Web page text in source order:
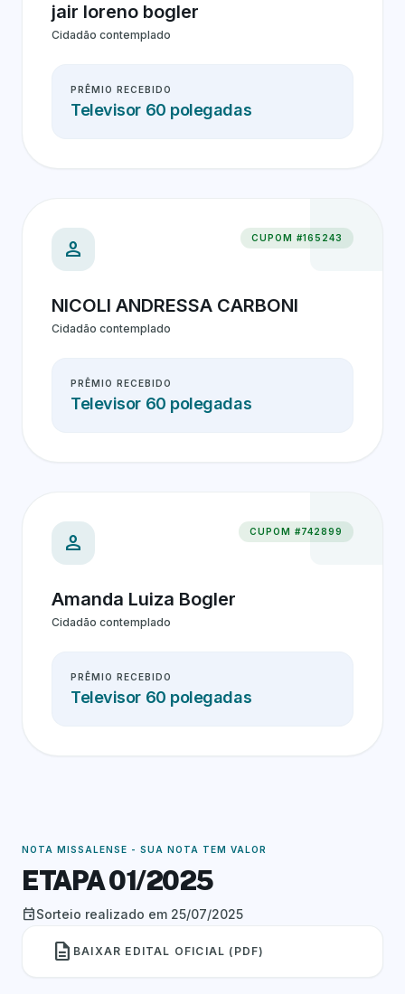
jair loreno bogler
Cidadão contemplado
PRÊMIO RECEBIDO
Televisor 60 polegadas
person CUPOM #165243
NICOLI ANDRESSA CARBONI
Cidadão contemplado
PRÊMIO RECEBIDO
Televisor 60 polegadas
person CUPOM #742899
Amanda Luiza Bogler
Cidadão contemplado
PRÊMIO RECEBIDO
Televisor 60 polegadas
NOTA MISSALENSE - SUA NOTA TEM VALOR
ETAPA 01/2025
eventSorteio realizado em 25/07/2025
description BAIXAR EDITAL OFICIAL (PDF)